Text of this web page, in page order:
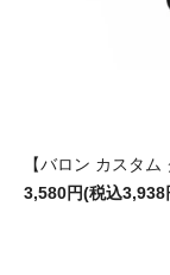
【バロン カスタ
3,580円(税込3,938